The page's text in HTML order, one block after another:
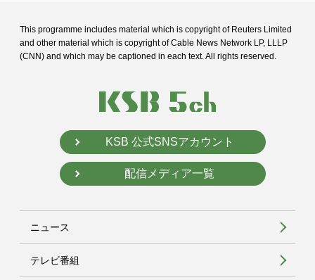
This programme includes material which is copyright of Reuters Limited
and other material which is copyright of Cable News Network LP, LLLP
(CNN) and which may be captioned in each text. All rights reserved.
KSB 公式SNSアカウント
配信メディア一覧
ニュース
テレビ番組